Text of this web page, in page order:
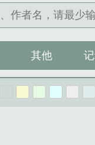
其他